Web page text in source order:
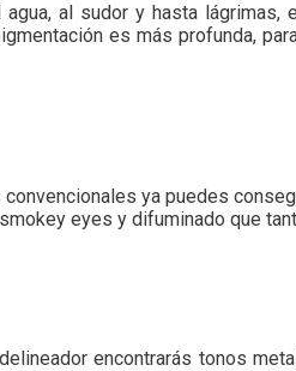
al sudor y hasta
es más profunda,
ya puedes
eyes y difuminado que
encontrarás tonos